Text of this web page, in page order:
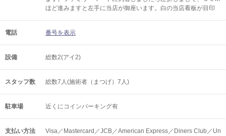
ほど進みますと左手に当店が御座います。白の当店看板が目印
電話 番号を表示
設備 総数2(アイ2)
スタッフ数 総数7人(施術者（まつげ）7人)
駐車場 近くにコインパーキング有
支払い方法
Visa／Mastercard／JCB／American Express／Diners Club／Un